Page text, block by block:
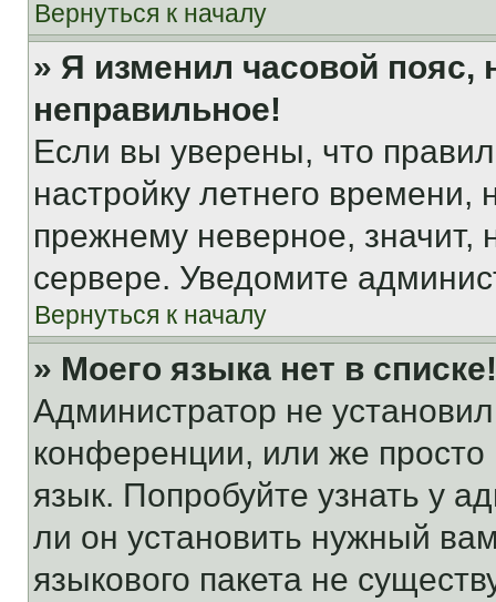
Вернуться к началу
» Я изменил часовой пояс,
неправильное!
Если вы уверены, что
настройку летнего
прежнему неверное, значит,
сервере. Уведомите
Вернуться к началу
» Моего языка нет в списке!
Администратор не
конференции, или же
язык. Попробуйте узнать у
ли он установить нужный
языкового пакета не